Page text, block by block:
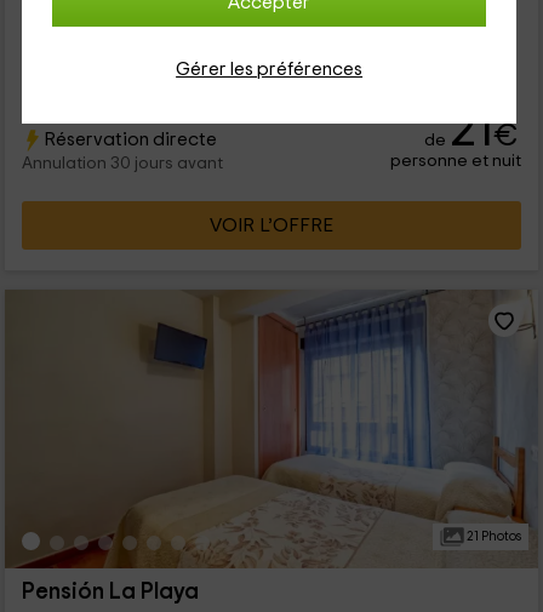
Gérer les préférences
3 salles de bain
Réservation directe
Annulation 30 jours avant
de 21€
personne et nuit
VOIR L’OFFRE
21 Photos
Pensión La Playa